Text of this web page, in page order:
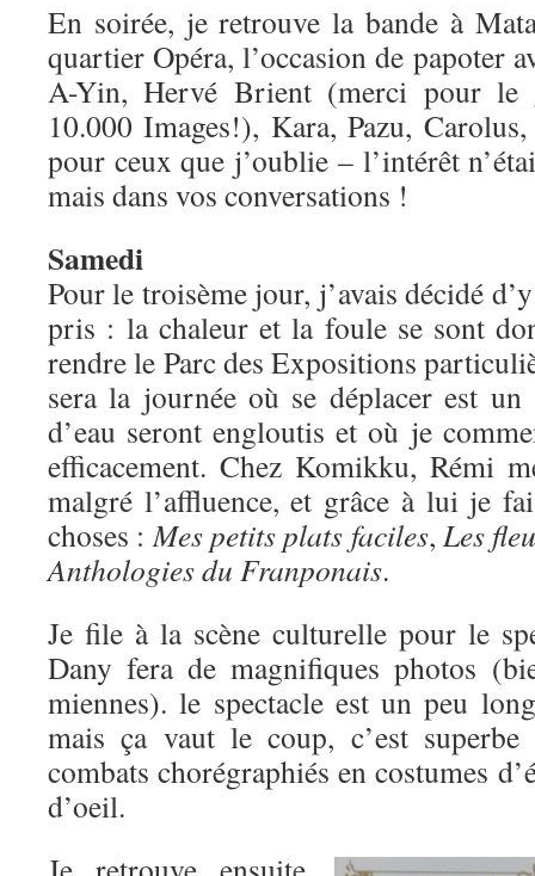
En soirée, je retrouve la bande à
quartier Opéra, l’occasion de papoter
A-Yin, Hervé Brient (merci pour le
10.000 Images!), Kara, Pazu,
pour ceux que j’oublie – l’intérêt
mais dans vos conversations !
Samedi
Pour le troisème jour, j’avais décidé
pris : la chaleur et la foule se sont
rendre le Parc des Expositions
sera la journée où se déplacer est
d’eau seront engloutis et où je
efficacement. Chez Komikku, Rémi
malgré l’affluence, et grâce à lui je
choses : Mes petits plats faciles,Les
Anthologies du Franponais.
Je file à la scène culturelle pour le
Dany fera de magnifiques photos
miennes). le spectacle est un peu
mais ça vaut le coup, c’est superbe
combats chorégraphiés en costumes
d’oeil.